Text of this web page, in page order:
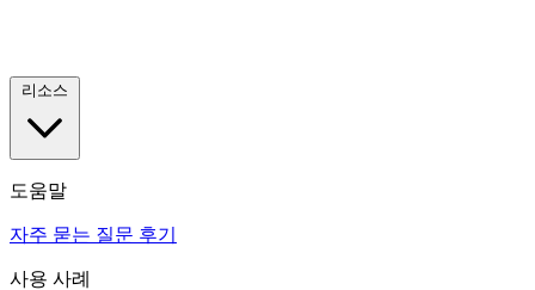
도움말
자주 묻는 질문 후기
사용 사례